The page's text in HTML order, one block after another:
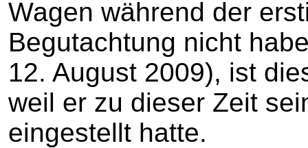
Wagen während der
Begutachtung nicht
12. August 2009), ist
weil er zu dieser Zeit
eingestellt hatte.